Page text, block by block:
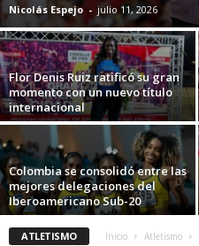
Nicolás Espejo - julio 11, 2026
Flor Denis Ruiz ratificó su gran
momento con un nuevo título
internacional
Colombia se consolidó entre las
mejores delegaciones del
Iberoamericano Sub-20
ATLETISMO Inicio Atletismo